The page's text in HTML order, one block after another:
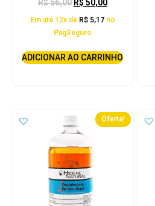
R$56,00 R$ 50,00
Em até 12x de R$5,17 no
PagSeguro
ADICIONAR AO CARRINHO
Oferta!